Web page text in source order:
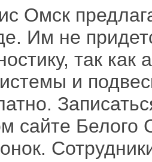
Омск
Им не
так как
и
сайте Белого